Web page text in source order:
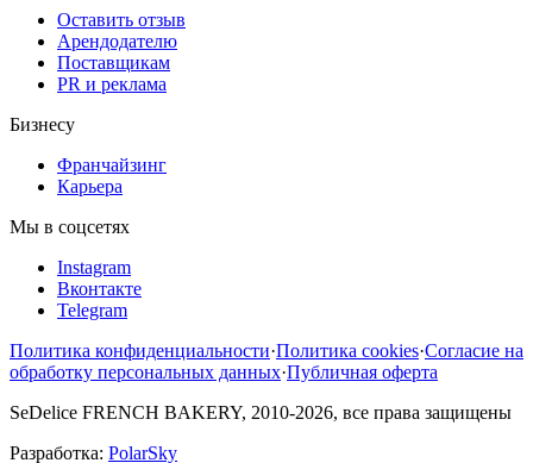
Оставить отзыв
Арендодателю
Поставщикам
PR и реклама
Бизнесу
Франчайзинг
Карьера
Мы в соцсетях
Instagram
Вконтакте
Telegram
Политика конфиденциальности·Политика cookies·Согласие на
обработку персональных данных·Публичная оферта
SeDelice FRENCH BAKERY, 2010-2026, все права защищены
Разработка: PolarSky